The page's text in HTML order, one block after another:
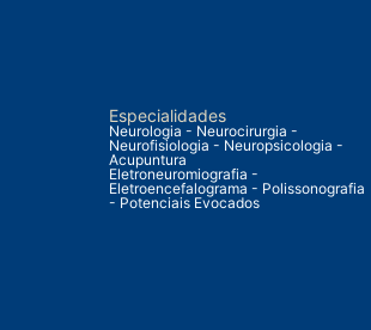
Especialidades
Neurologia - Neurocirurgia -
Neurofisiologia - Neuropsicologia -
Acupuntura
Eletroneuromiografia -
Eletroencefalograma - Polissonografia
- Potenciais Evocados